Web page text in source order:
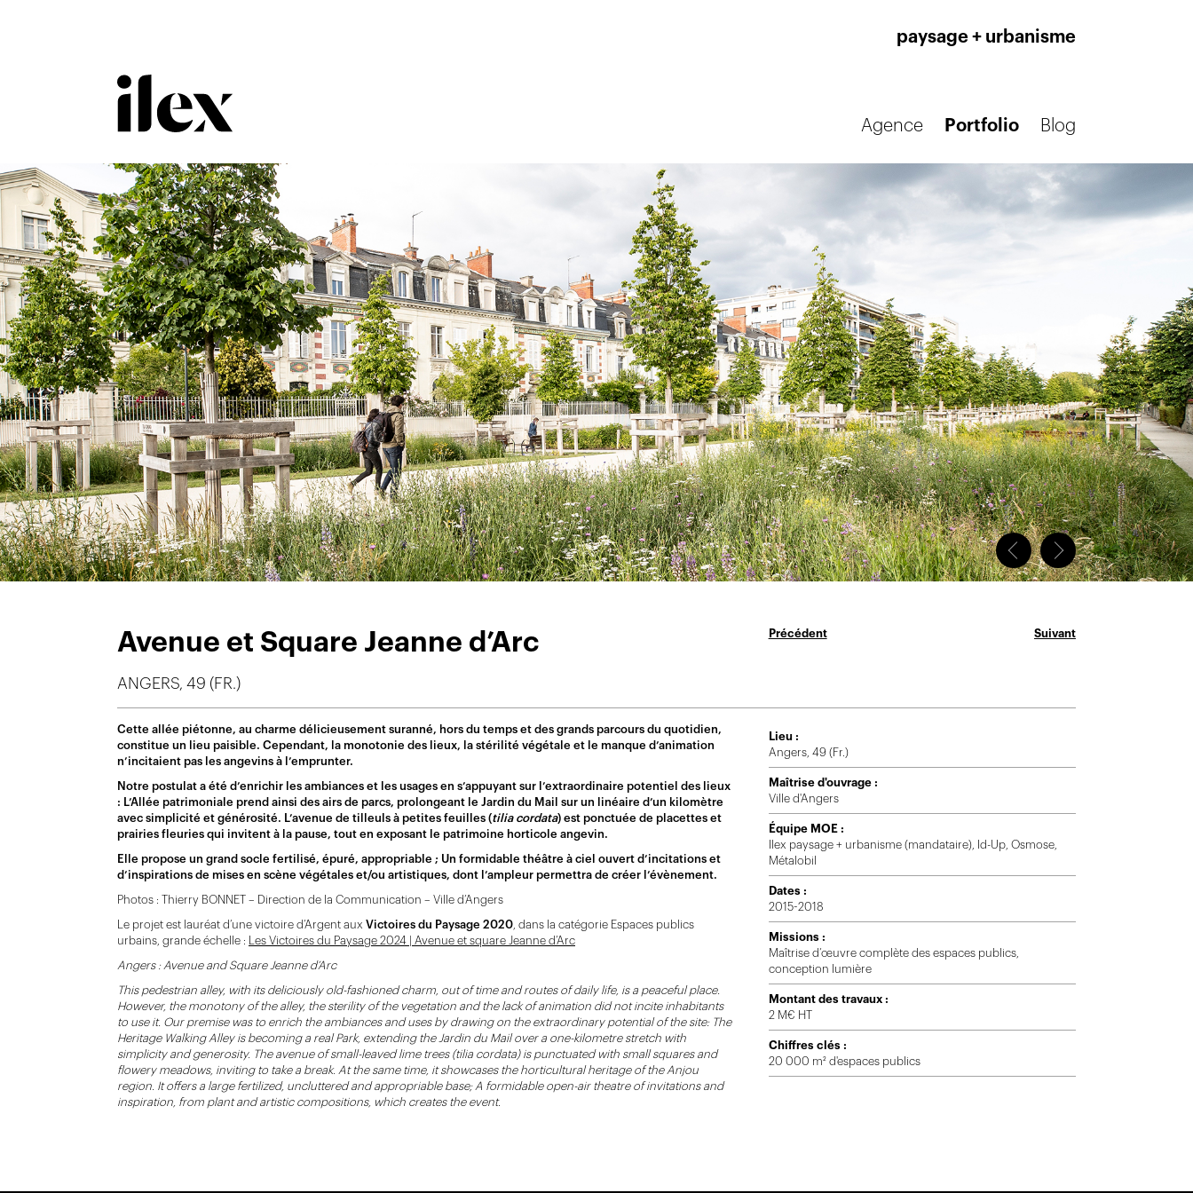
paysage + urbanisme
Agence Portfolio Blog
ANGERS, 49 (FR.)
Avenue et Square Jeanne d’Arc
Cette allée piétonne, au charme délicieusement suranné, hors du temps et des grands parcours du quotidien,
constitue un lieu paisible. Cependant, la monotonie des lieux, la stérilité végétale et le manque d’animation
n’incitaient pas les angevins à l’emprunter.
Notre postulat a été d’enrichir les ambiances et les usages en s’appuyant sur l’extraordinaire potentiel des lieux
: L’Allée patrimoniale prend ainsi des airs de parcs, prolongeant le Jardin du Mail sur un linéaire d’un kilomètre
avec simplicité et générosité. L’avenue de tilleuls à petites feuilles (tilia cordata) est ponctuée de placettes et
prairies fleuries qui invitent à la pause, tout en exposant le patrimoine horticole angevin.
Elle propose un grand socle fertilisé, épuré, appropriable ; Un formidable théâtre à ciel ouvert d’incitations et
d’inspirations de mises en scène végétales et/ou artistiques, dont l’ampleur permettra de créer l’évènement.
Photos : Thierry BONNET – Direction de la Communication – Ville d’Angers
Le projet est lauréat d’une victoire d’Argent aux Victoires du Paysage 2020 , dans la catégorie Espaces publics
urbains, grande échelle :
Les Victoires du Paysage 2024 | Avenue et square Jeanne d’Arc
Angers : Avenue and Square Jeanne d’Arc
This pedestrian alley, with its deliciously old-fashioned charm, out of time and routes of daily life, is a peaceful place.
However, the monotony of the alley, the sterility of the vegetation and the lack of animation did not incite inhabitants
to use it. Our premise was to enrich the ambiances and uses by drawing on the extraordinary potential of the site: The
Heritage Walking Alley is becoming a real Park, extending the Jardin du Mail over a one-kilometre stretch with
simplicity and generosity. The avenue of small-leaved lime trees (tilia cordata) is punctuated with small squares and
flowery meadows, inviting to take a break. At the same time, it showcases the horticultural heritage of the Anjou
region. It offers a large fertilized, uncluttered and appropriable base; A formidable open-air theatre of invitations and
inspiration, from plant and artistic compositions, which creates the event.
Lieu :
Angers, 49 (Fr.)
Maîtrise d'ouvrage :
Ville d'Angers
Équipe MOE :
Ilex paysage + urbanisme (mandataire), Id-Up, Osmose,
Métalobil
Dates :
2015-2018
Missions :
Maîtrise d’œuvre complète des espaces publics,
conception lumière
Montant des travaux :
2 M€ HT
Chiffres clés :
20 000 m² d'espaces publics
Précédent Suivant